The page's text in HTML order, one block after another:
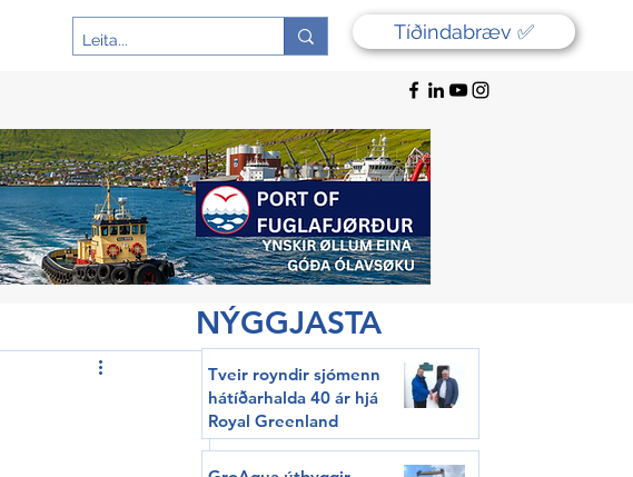
Tíðindabræv ✅
NÝGGJASTA
Tveir royndir sjómenn
hátíðarhalda 40 ár hjá
Royal Greenland